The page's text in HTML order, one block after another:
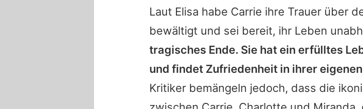
Laut Elisa habe Carrie ihre Trauer über
bewältigt und sei bereit, ihr Leben
tragisches Ende. Sie hat ein erfülltes
und findet Zufriedenheit in ihrer
Kritiker bemängeln jedoch, dass die